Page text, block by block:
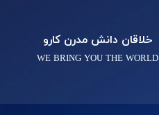
خلاقان دانش مدرن کارو
WE BRING YOU THE WORLD